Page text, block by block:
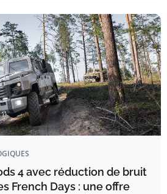
4 avec réduction de bruit
French Days : une offre